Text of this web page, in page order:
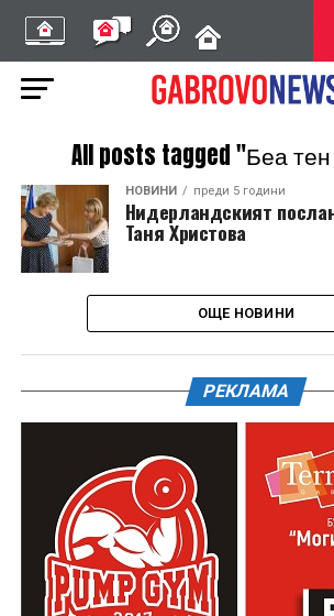
All posts tagged "Беа
НОВИНИ преди 5 години
Нидерландският
Таня Христова
ОЩЕ НОВИНИ
РЕКЛАМА